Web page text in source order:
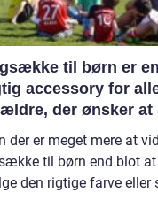
til børn er
accessory for
der ønsker at
barns komfort og
især når de
der er meget mere at
til børn end blot at
den rigtige farve eller